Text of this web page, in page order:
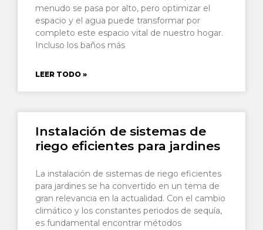
menudo se pasa por alto, pero optimizar el
espacio y el agua puede transformar por
completo este espacio vital de nuestro hogar.
Incluso los baños más
LEER TODO »
Instalación de sistemas de
riego eficientes para jardines
La instalación de sistemas de riego eficientes
para jardines se ha convertido en un tema de
gran relevancia en la actualidad. Con el cambio
climático y los constantes periodos de sequía,
es fundamental encontrar métodos